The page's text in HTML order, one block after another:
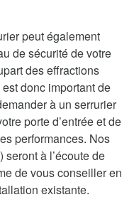
peut également
de sécurité de votre
des effractions
est donc important de
à un serrurier
porte d’entrée et de
performances. Nos
à l’écoute de
de vous conseiller en
existante.